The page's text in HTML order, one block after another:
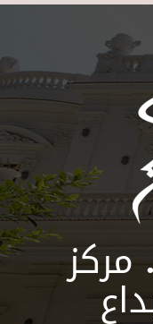
Skip to main content
مركز